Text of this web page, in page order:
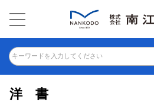
キーワードを入力してください
洋書